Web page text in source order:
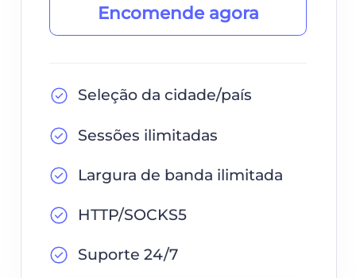
Encomende agora
Seleção da cidade/país
Sessões ilimitadas
Largura de banda ilimitada
HTTP/SOCKS5
Suporte 24/7